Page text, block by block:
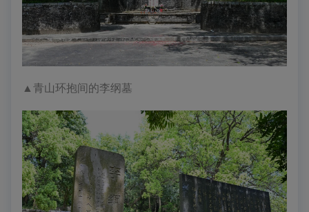
▲ 青山环抱间的李纲墓